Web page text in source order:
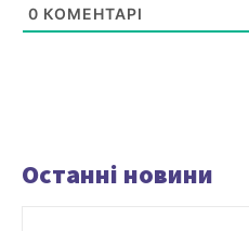
0 КОМЕНТАРІ
Останні новини